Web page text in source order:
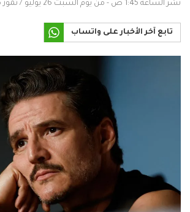
نُشر الساعة 1:45 ص - من يوم السبت 26 يوليو / تموز 2025
تابع آخر الأخبار على واتساب